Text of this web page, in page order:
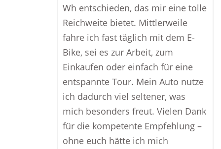
Wh entschieden, das mir eine tolle
Reichweite bietet. Mittlerweile
fahre ich fast täglich mit dem E-
Bike, sei es zur Arbeit, zum
Einkaufen oder einfach für eine
entspannte Tour. Mein Auto nutze
ich dadurch viel seltener, was
mich besonders freut. Vielen Dank
für die kompetente Empfehlung –
ohne euch hätte ich mich